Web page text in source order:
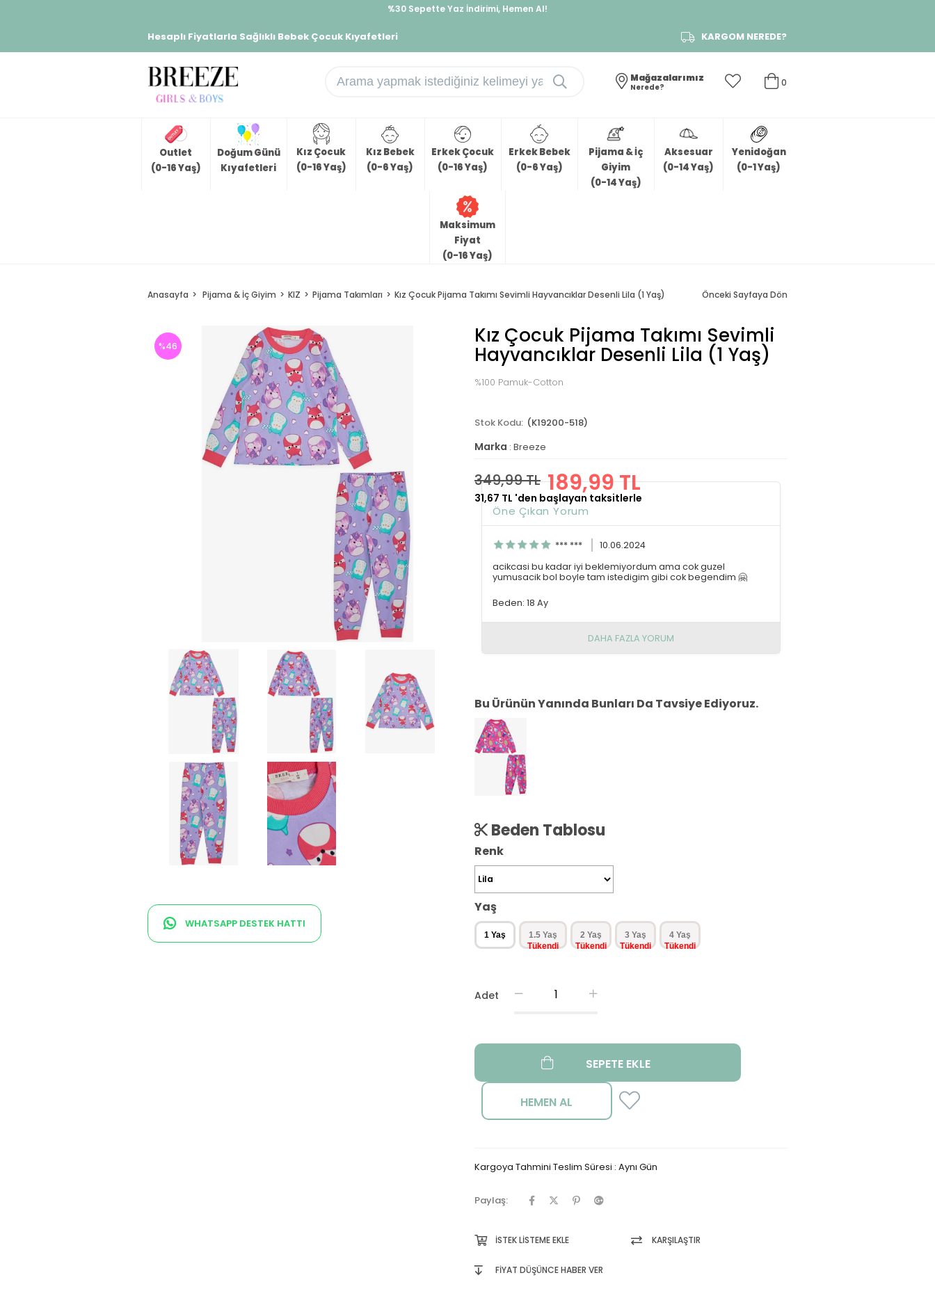
%30 Sepette Yaz İndirimi, Hemen Al!
Hesaplı Fiyatlarla Sağlıklı Bebek Çocuk Kıyafetleri KARGOM NEREDE?
0
Mağazalarımız
Nerede?
Outlet
(0-16 Yaş)
Doğum Günü
Kıyafetleri
Kız Çocuk
(0-16 Yaş)
Kız Bebek
(0-6 Yaş)
Erkek Çocuk
(0-16 Yaş)
Erkek Bebek
(0-6 Yaş)
Pijama & İç
Giyim
(0-14 Yaş)
Aksesuar
(0-14 Yaş)
Yenidoğan
(0-1 Yaş)
Maksimum
Fiyat
(0-16 Yaş)
Anasayfa Pijama & İç Giyim KIZ Pijama Takımları Kız Çocuk Pijama Takımı Sevimli Hayvancıklar Desenli Lila (1 Yaş) Önceki Sayfaya Dön
%46
WHATSAPP DESTEK HATTI
Kız Çocuk Pijama Takımı Sevimli
Hayvancıklar Desenli Lila (1 Yaş)
%100 Pamuk-Cotton
(K19200-518)
Marka : Breeze
349,99 TL 189,99 TL
31,67 TL 'den başlayan taksitlerle
Öne Çıkan Yorum
*** ***
10.06.2024
acikcasi bu kadar iyi beklemiyordum ama cok guzel
yumusacik bol boyle tam istedigim gibi cok begendim 🤗
Beden: 18 Ay
DAHA FAZLA YORUM
Bu Ürünün Yanında Bunları Da Tavsiye Ediyoruz.
Beden Tablosu
Renk
Yaş
1 Yaş 1.5 Yaş 2 Yaş 3 Yaş 4 Yaş
Adet
Kargoya Tahmini Teslim Süresi : Aynı Gün
Paylaş:
İSTEK LISTEME EKLE KARŞILAŞTIR
FIYAT DÜŞÜNCE HABER VER